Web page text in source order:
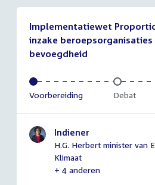
Implementatiewet
inzake
bevoegdheid
Voltooid:
Voorbereiding Onvoltooid:
Debat
Indiener
H.G. Herbert minister van
Klimaat
+ 4 anderen